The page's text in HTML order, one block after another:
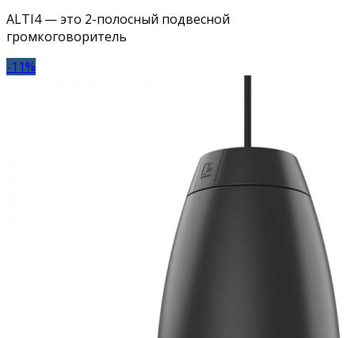
ALTI4 — это 2-полосный подвесной
громкоговоритель
-11%